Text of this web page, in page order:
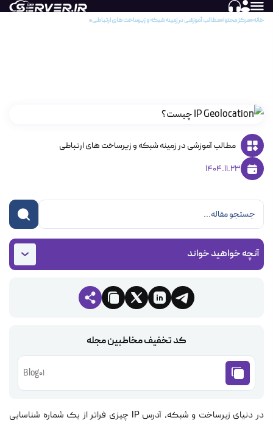
خانه مرکز محتوا مطالب آموزشی در زمینه شبکه و زیرساخت های ارتباطی
مطالب آموزشی در زمینه شبکه و زیرساخت های ارتباطی
1404.11.23
آنچه خواهید خواند
کد تخفیف مخاطبین مجله
Blog01
در دنیای زیرساخت و شبکه، آدرس IP چیزی فراتر از یک شماره شناسایی